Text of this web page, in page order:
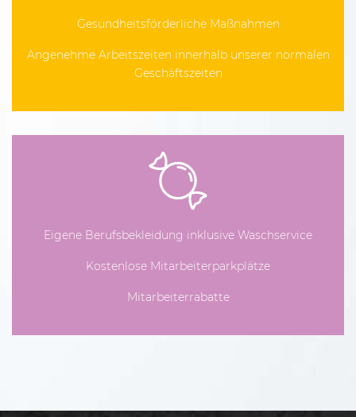
Gesundheitsförderliche Maßnahmen
Angenehme Arbeitszeiten innerhalb unserer normalen
Geschäftszeiten
Eigene Berufsbekleidung inklusive Waschservice
Kostenlose Mitarbeiterparkplätze
Mitarbeiterrabatte